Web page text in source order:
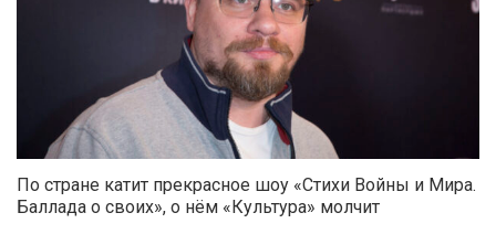
По стране катит прекрасное шоу «Стихи Войны и Мира.
Баллада о своих», о нём «Культура» молчит